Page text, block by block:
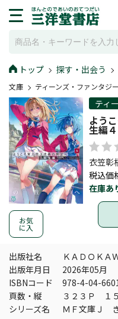
トップ 探す・出会う
文庫 ティーンズ・ファンタジー
お気
に入
ティ
よう
生編４
衣笠彰
税込価
在庫あ
出版社名
ＫＡＤＯＫＡ
出版年月日
2026年05月
ISBNコード
978-4-04-
頁数・縦
３２３Ｐ １
シリーズ名
ＭＦ文庫Ｊ